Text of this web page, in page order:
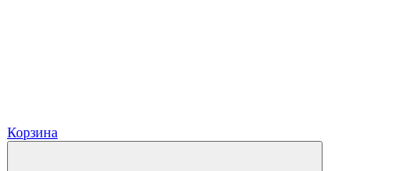
Корзина